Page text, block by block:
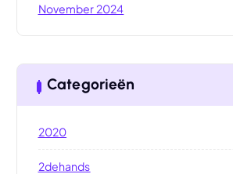
November 2024
Categorieën
2020
2dehands